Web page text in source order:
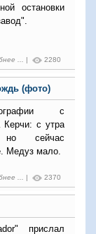
остановки
... | 2280
(фото)
с
Керчи: с утра
сейчас
Медуз мало.
... | 2370
прислал